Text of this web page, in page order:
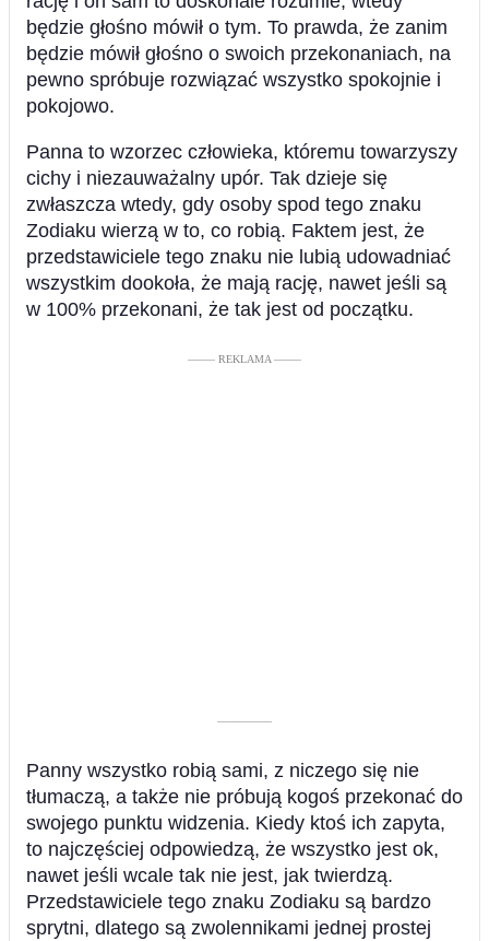
będzie głośno mówił o tym. To prawda, że zanim
będzie mówił głośno o swoich przekonaniach, na
pewno spróbuje rozwiązać wszystko spokojnie i
pokojowo.
Panna to wzorzec człowieka, któremu towarzyszy
cichy i niezauważalny upór. Tak dzieje się
zwłaszcza wtedy, gdy osoby spod tego znaku
Zodiaku wierzą w to, co robią. Faktem jest, że
przedstawiciele tego znaku nie lubią udowadniać
wszystkim dookoła, że mają rację, nawet jeśli są
w 100% przekonani, że tak jest od początku.
––––– REKLAMA –––––
––––––––––
Panny wszystko robią sami, z niczego się nie
tłumaczą, a także nie próbują kogoś przekonać do
swojego punktu widzenia. Kiedy ktoś ich zapyta,
to najczęściej odpowiedzą, że wszystko jest ok,
nawet jeśli wcale tak nie jest, jak twierdzą.
Przedstawiciele tego znaku Zodiaku są bardzo
sprytni, dlatego są zwolennikami jednej prostej